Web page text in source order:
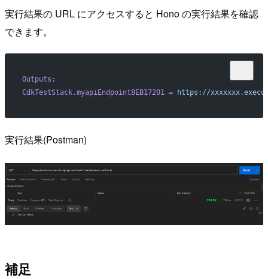
実行結果の URL にアクセスすると Hono の実行結果を確認
できます。
Outputs:
CdkTestStack.myapiEndpoint8EB17201 = https://
実行結果(Postman)
補足